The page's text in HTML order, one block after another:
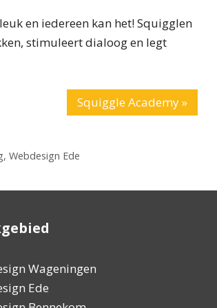
en iedereen kan het! Squigglen
stimuleert dialoog en legt
Squiggle Academy »
, Webdesign Ede
over het professionele en
dat de eigenaar vriendelijk en
maak de service compleet.
Wim
uit!!!
Wageningen
Ede